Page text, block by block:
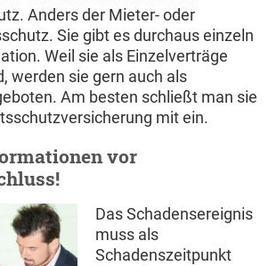
Anders der Mieter- oder
Sie gibt es durchaus einzeln
Weil sie als Einzelverträge
werden sie gern auch als
Am besten schließt man sie
mit ein.
vor
Das Schadensereignis
muss als
Schadenszeitpunkt